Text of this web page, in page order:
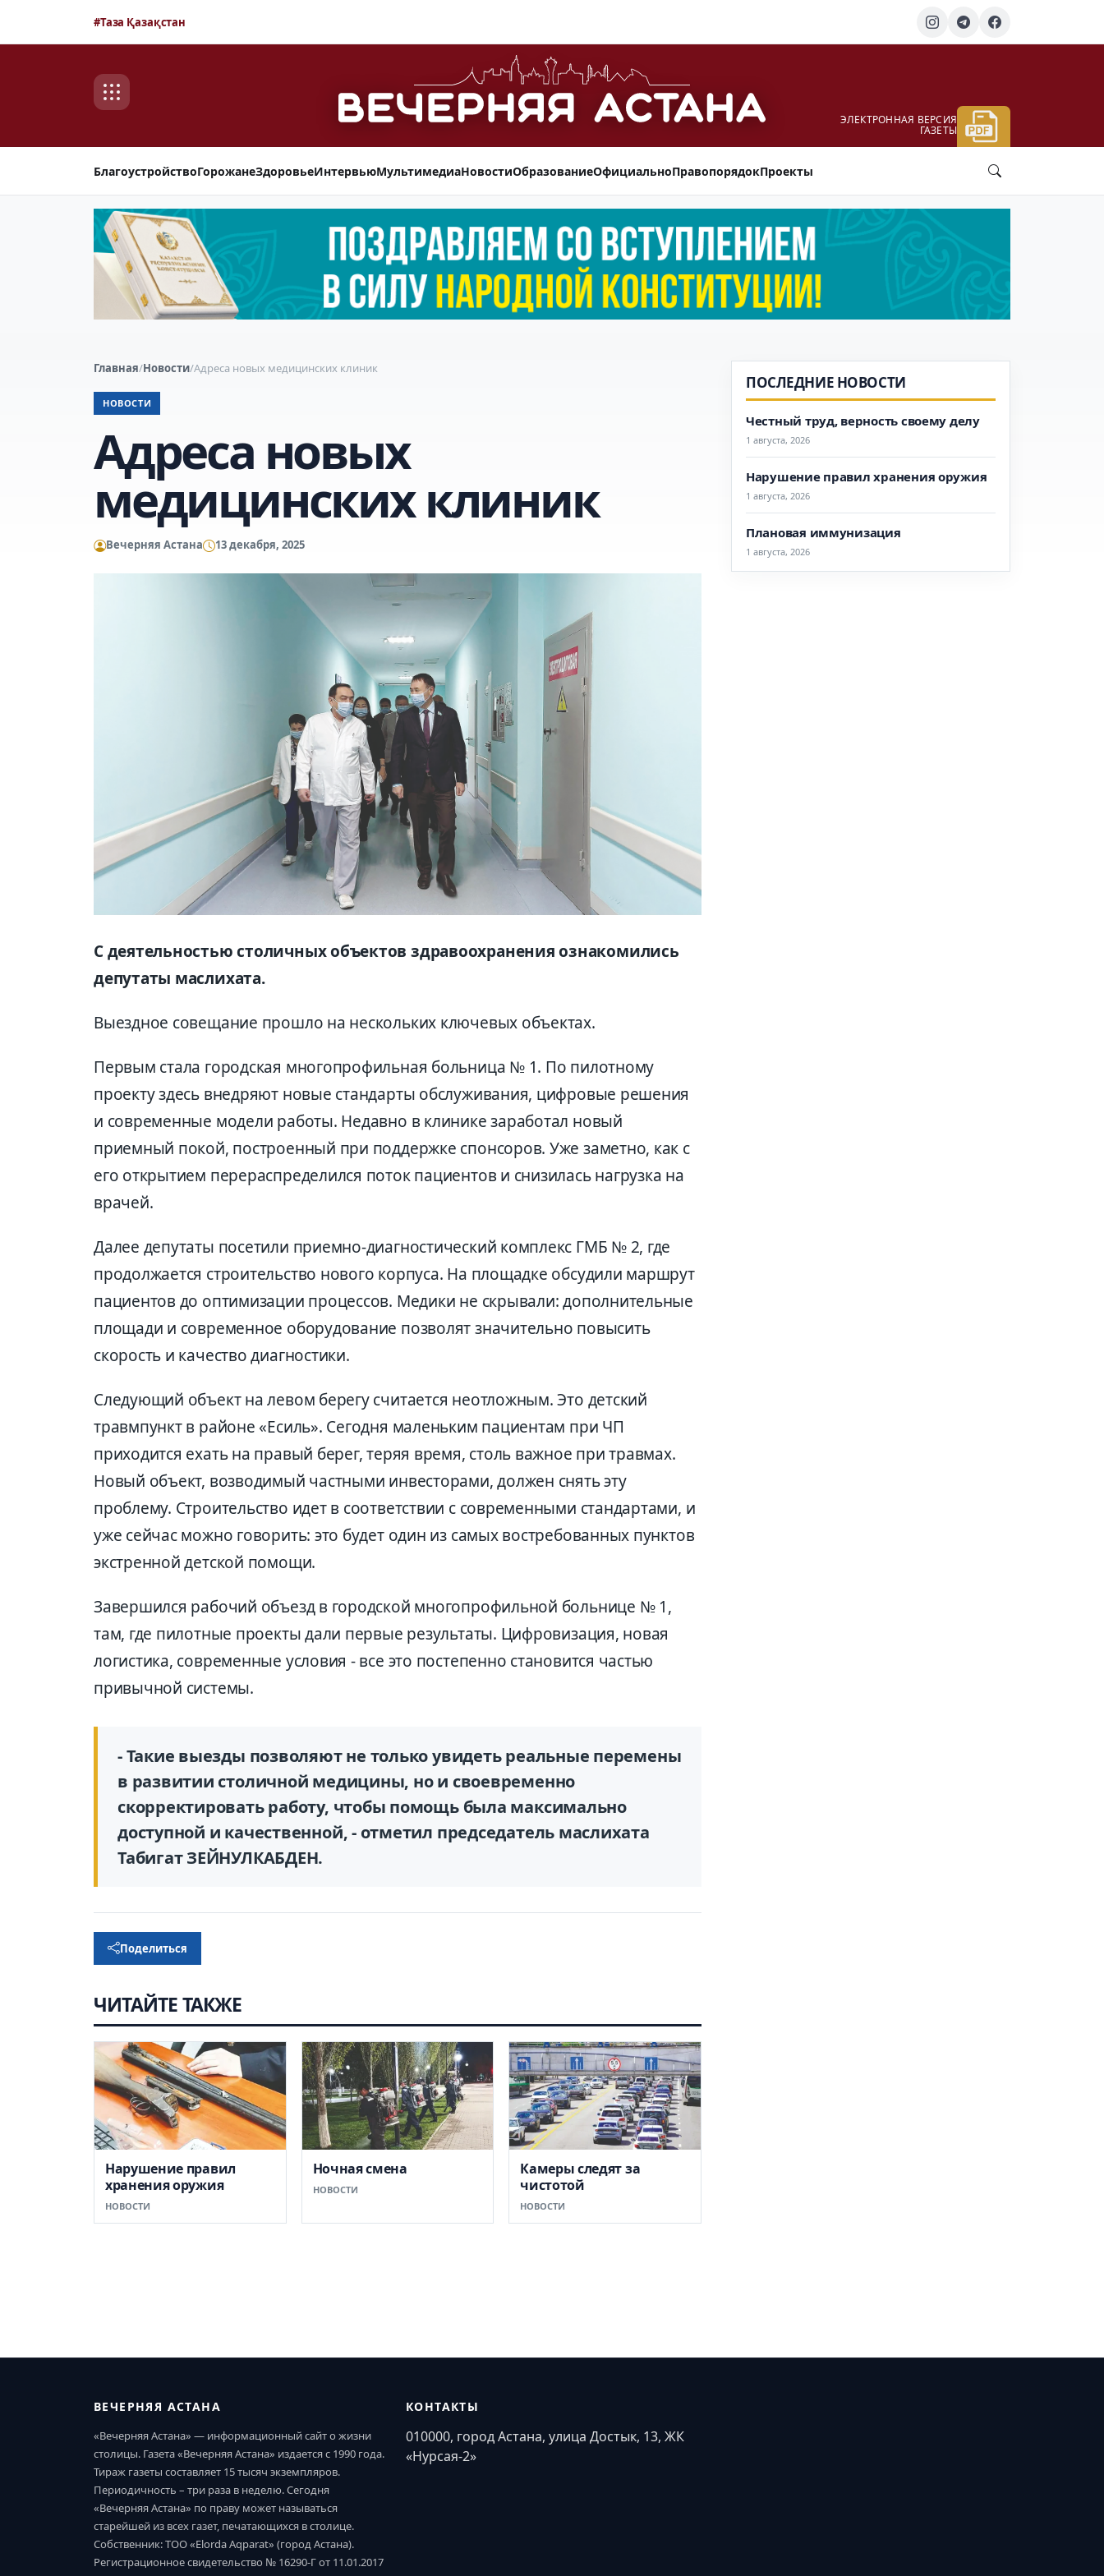
#Таза Қазақстан
ЭЛЕКТРОННАЯ ВЕРСИЯ
ГАЗЕТЫ
БлагоустройствоГорожанеЗдоровьеИнтервьюМультимедиаНовостиОбразованиеОфициальноПравопорядокПроекты
Главная/Новости/Адреса новых медицинских клиник
НОВОСТИ
Адреса новых
медицинских клиник
Вечерняя Астана 13 декабря, 2025
С деятельностью столичных объектов здравоохранения ознакомились
депутаты маслихата.
Выездное совещание прошло на нескольких ключевых объектах.
Первым стала городская многопрофильная больница № 1. По пилотному
проекту здесь внедряют новые стандарты обслуживания, цифровые решения
и современные модели работы. Недавно в клинике заработал новый
приемный покой, построенный при поддержке спонсоров. Уже заметно, как с
его открытием перераспределился поток пациентов и снизилась нагрузка на
врачей.
Далее депутаты посетили приемно-диагностический комплекс ГМБ № 2, где
продолжается строительство нового корпуса. На площадке обсудили маршрут
пациентов до оптимизации процессов. Медики не скрывали: дополнительные
площади и современное оборудование позволят значительно повысить
скорость и качество диагностики.
Следующий объект на левом берегу считается неотложным. Это детский
травмпункт в районе «Есиль». Сегодня маленьким пациентам при ЧП
приходится ехать на правый берег, теряя время, столь важное при травмах.
Новый объект, возводимый частными инвесторами, должен снять эту
проблему. Строительство идет в соответствии с современными стандартами, и
уже сейчас можно говорить: это будет один из самых востребованных пунктов
экстренной детской помощи.
Завершился рабочий объезд в городской многопрофильной больнице № 1,
там, где пилотные проекты дали первые результаты. Цифровизация, новая
логистика, современные условия - все это постепенно становится частью
привычной системы.
- Такие выезды позволяют не только увидеть реальные перемены
в развитии столичной медицины, но и своевременно
скорректировать работу, чтобы помощь была максимально
доступной и качественной, - отметил председатель маслихата
Табигат ЗЕЙНУЛКАБДЕН.
Поделиться
ЧИТАЙТЕ ТАКЖЕ
Нарушение правил
хранения оружия
НОВОСТИ
Ночная смена
НОВОСТИ
Камеры следят за
чистотой
НОВОСТИ
ПОСЛЕДНИЕ НОВОСТИ
Честный труд, верность своему делу
1 августа, 2026
Нарушение правил хранения оружия
1 августа, 2026
Плановая иммунизация
1 августа, 2026
ВЕЧЕРНЯЯ АСТАНА
«Вечерняя Астана» — информационный сайт о жизни
столицы. Газета «Вечерняя Астана» издается с 1990 года.
Тираж газеты составляет 15 тысяч экземпляров.
Периодичность – три раза в неделю. Сегодня
«Вечерняя Астана» по праву может называться
старейшей из всех газет, печатающихся в столице.
Собственник: ТОО «Elorda Aqparat» (город Астана).
Регистрационное свидетельство № 16290-Г от 11.01.2017
КОНТАКТЫ
010000, город Астана, улица Достык, 13, ЖК
«Нурсая-2»